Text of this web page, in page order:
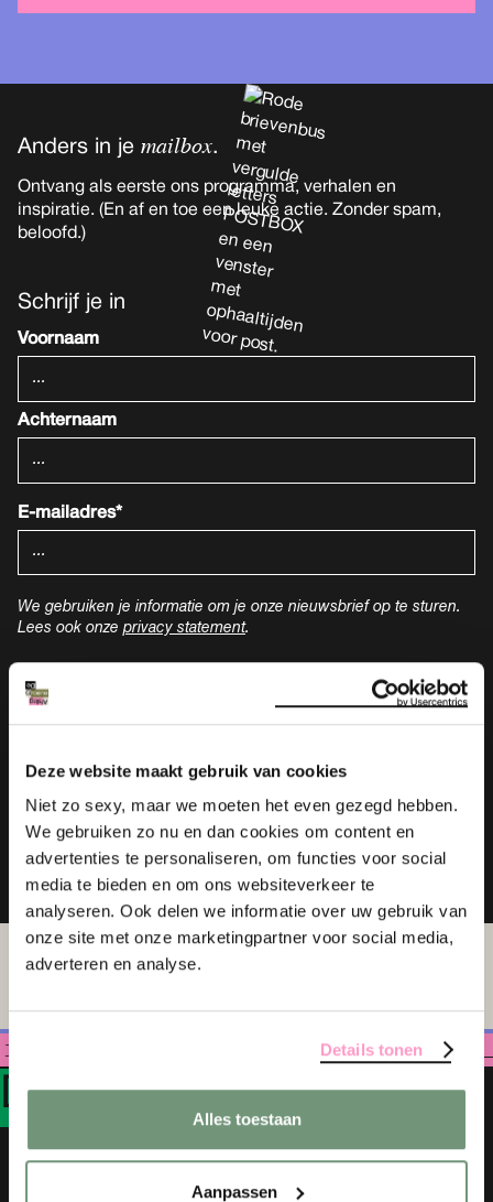
Deze website maakt gebruik van cookies
Niet zo sexy, maar we moeten het even gezegd hebben.
We gebruiken zo nu en dan cookies om content en
advertenties te personaliseren, om functies voor social
media te bieden en om ons websiteverkeer te
analyseren. Ook delen we informatie over uw gebruik van
onze site met onze marketingpartner voor social media,
adverteren en analyse.
Details tonen
Alles toestaan
Aanpassen
Anders in je mailbox.
Ontvang als eerste ons programma, verhalen en
inspiratie. (En af en toe een leuke actie. Zonder spam,
beloofd.)
Schrijf je in
Voornaam
Achternaam
E-mailadres*
We gebruiken je informatie om je onze nieuwsbrief op te sturen.
Lees ook onze privacy statement.
Klik hier voor onzeopeningstijden
DeGroeneAfslag